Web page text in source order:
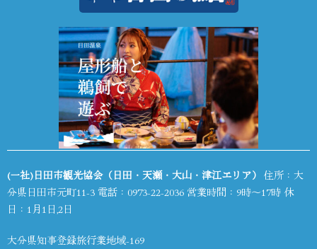
(一社)日田市観光協会（日田・天瀬・大山・津江エリア） 住所：大
分県日田市元町11-3 電話： 0973-22-2036 営業時間：9時～17時 休
日：1月1日,2日
大分県知事登録旅行業地域-169